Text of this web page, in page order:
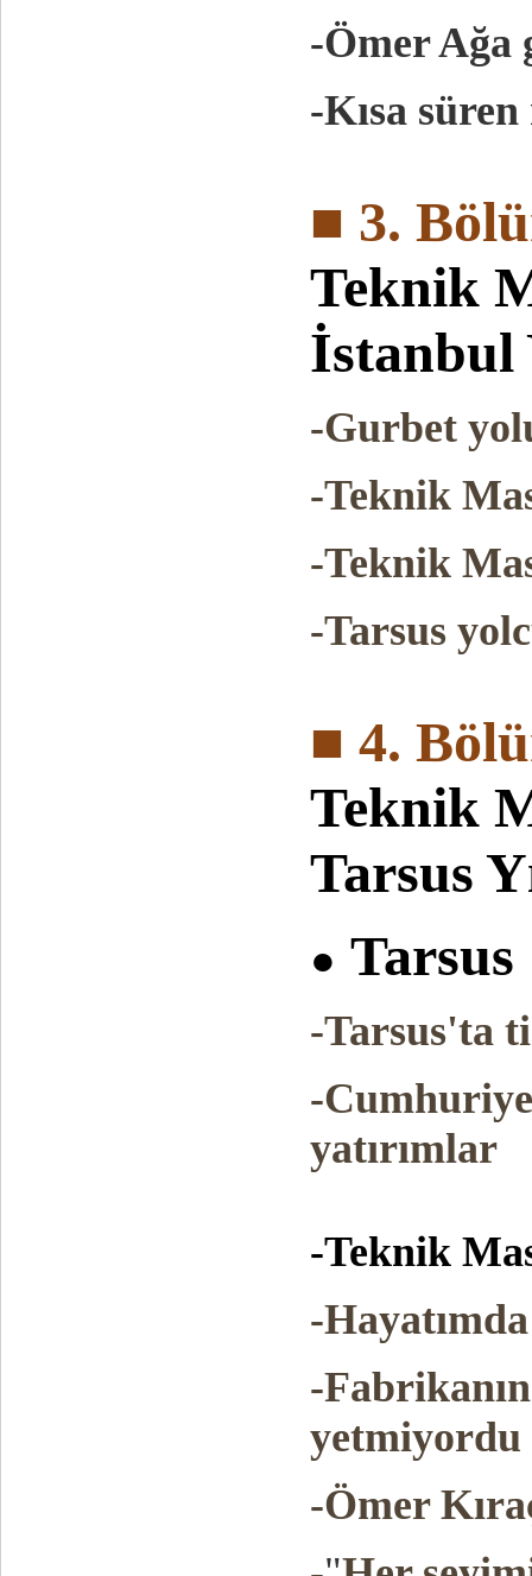
-Ömer Ağa
-Kısa
■ 3.
Teknik
İstanbul
-Gurbet
-Teknik
-Teknik
-Tarsus
■ 4.
Teknik
Tarsus
● Tarsus
-Tarsus'ta
-
yatırımlar
-Teknik
-
-
yetmiyordu
-Ömer